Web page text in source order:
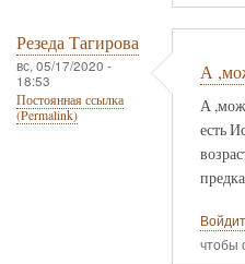
Резеда Тагирова
вс, 05/17/2020 -
18:53
Постоянная ссылка
(Permalink)
А
А
есть
чтобы